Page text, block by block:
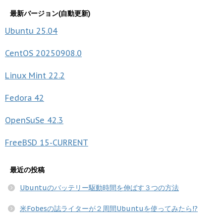
最新バージョン(自動更新)
Ubuntu 25.04
CentOS 20250908.0
Linux Mint 22.2
Fedora 42
OpenSuSe 42.3
FreeBSD 15-CURRENT
最近の投稿
Ubuntuのバッテリー駆動時間を伸ばす３つの方法
米Fobesの誌ライターが２周間Ubuntuを使ってみたら!?